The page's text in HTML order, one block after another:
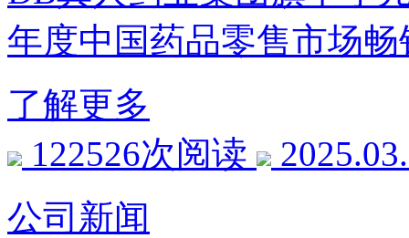
年度中国药品零售市场畅
了解更多
122526次阅读
公司新闻